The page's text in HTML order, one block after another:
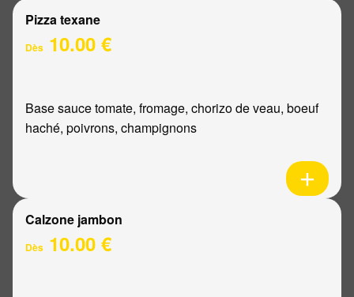
Pizza texane
Dès 10.00 €
Base sauce tomate, fromage, chorizo de veau, boeuf
haché, poivrons, champignons
Calzone jambon
Dès 10.00 €